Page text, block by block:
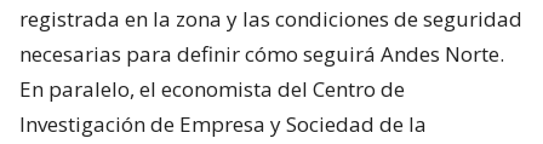
registrada en la zona y las condiciones de seguridad
necesarias para definir cómo seguirá Andes Norte.
En paralelo, el economista del Centro de
Investigación de Empresa y Sociedad de la